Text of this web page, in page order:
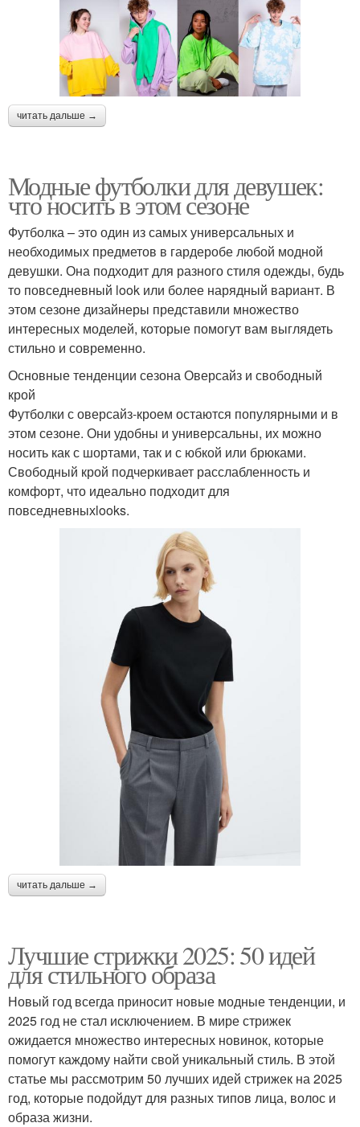
читать дальше →
Модные футболки для девушек:
что носить в этом сезоне
Футболка – это один из самых универсальных и
необходимых предметов в гардеробе любой модной
девушки. Она подходит для разного стиля одежды, будь
то повседневный look или более нарядный вариант. В
этом сезоне дизайнеры представили множество
интересных моделей, которые помогут вам выглядеть
стильно и современно.
Основные тенденции сезона Оверсайз и свободный
крой
Футболки с оверсайз-кроем остаются популярными и в
этом сезоне. Они удобны и универсальны, их можно
носить как с шортами, так и с юбкой или брюками.
Свободный крой подчеркивает расслабленность и
комфорт, что идеально подходит для
повседневныхlooks.
читать дальше →
Лучшие стрижки 2025: 50 идей
для стильного образа
Новый год всегда приносит новые модные тенденции, и
2025 год не стал исключением. В мире стрижек
ожидается множество интересных новинок, которые
помогут каждому найти свой уникальный стиль. В этой
статье мы рассмотрим 50 лучших идей стрижек на 2025
год, которые подойдут для разных типов лица, волос и
образа жизни.